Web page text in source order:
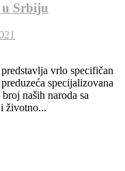
u Srbiju
vrlo specifičan
specijalizovana
naših naroda sa
životno...